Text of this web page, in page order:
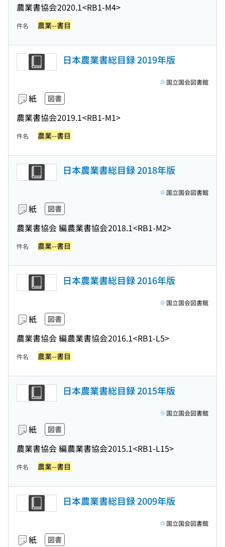
農業書協会2020.1<RB1-M4>
件名 農業--書目
日本農業書総目録 2019年版
紙 図書
農業書協会2019.1<RB1-M1>
国立国会図書館
件名 農業--書目
日本農業書総目録 2018年版
紙 図書
農業書協会 編農業書協会2018.1<RB1-M2>
国立国会図書館
件名 農業--書目
日本農業書総目録 2016年版
紙 図書
農業書協会 編農業書協会2016.1<RB1-L5>
国立国会図書館
件名 農業--書目
日本農業書総目録 2015年版
紙 図書
農業書協会 編農業書協会2015.1<RB1-L15>
国立国会図書館
件名 農業--書目
日本農業書総目録 2009年版
紙 図書
国立国会図書館